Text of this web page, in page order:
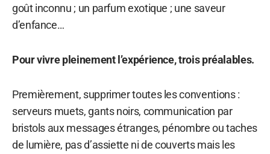
goût inconnu ; un parfum exotique ; une saveur
d’enfance…
Pour vivre pleinement l’expérience, trois préalables.
Premièrement, supprimer toutes les conventions :
serveurs muets, gants noirs, communication par
bristols aux messages étranges, pénombre ou taches
de lumière, pas d’assiette ni de couverts mais les